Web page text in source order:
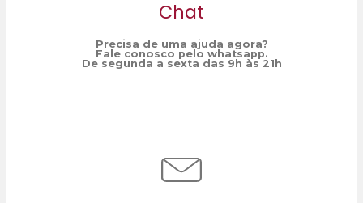
Chat
Precisa de uma ajuda agora?
Fale conosco pelo whatsapp.
De segunda a sexta das 9h às 21h